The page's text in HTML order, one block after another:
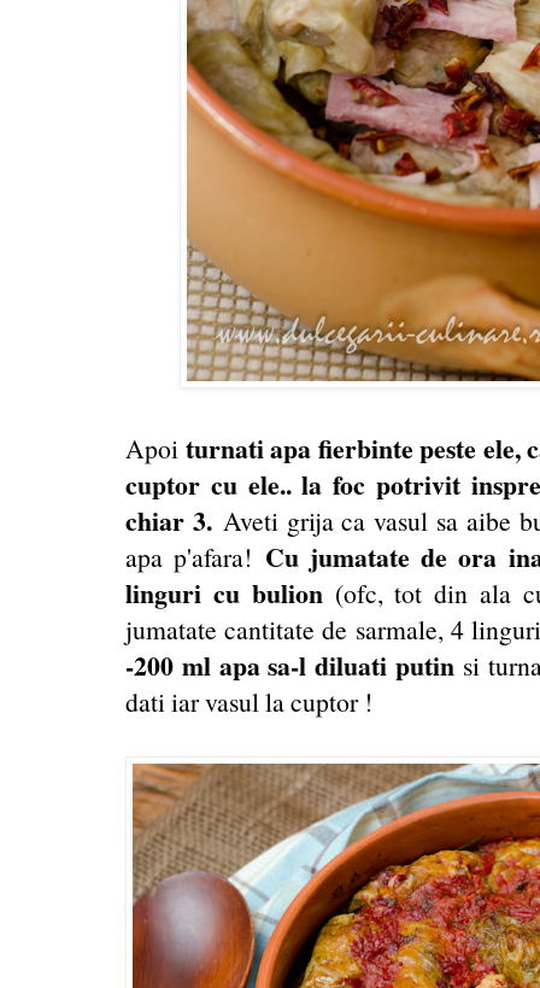
Apoi turnati apa fierbinte peste ele,
cuptor cu ele.. la foc potrivit
chiar 3.Aveti grija ca vasul sa aibe
apa p'afara! Cu jumatate de ora
linguri cu bulion (ofc, tot din ala
jumatate cantitate de sarmale, 4
-200 ml apa sa-l diluati putin si
dati iar vasul la cuptor !